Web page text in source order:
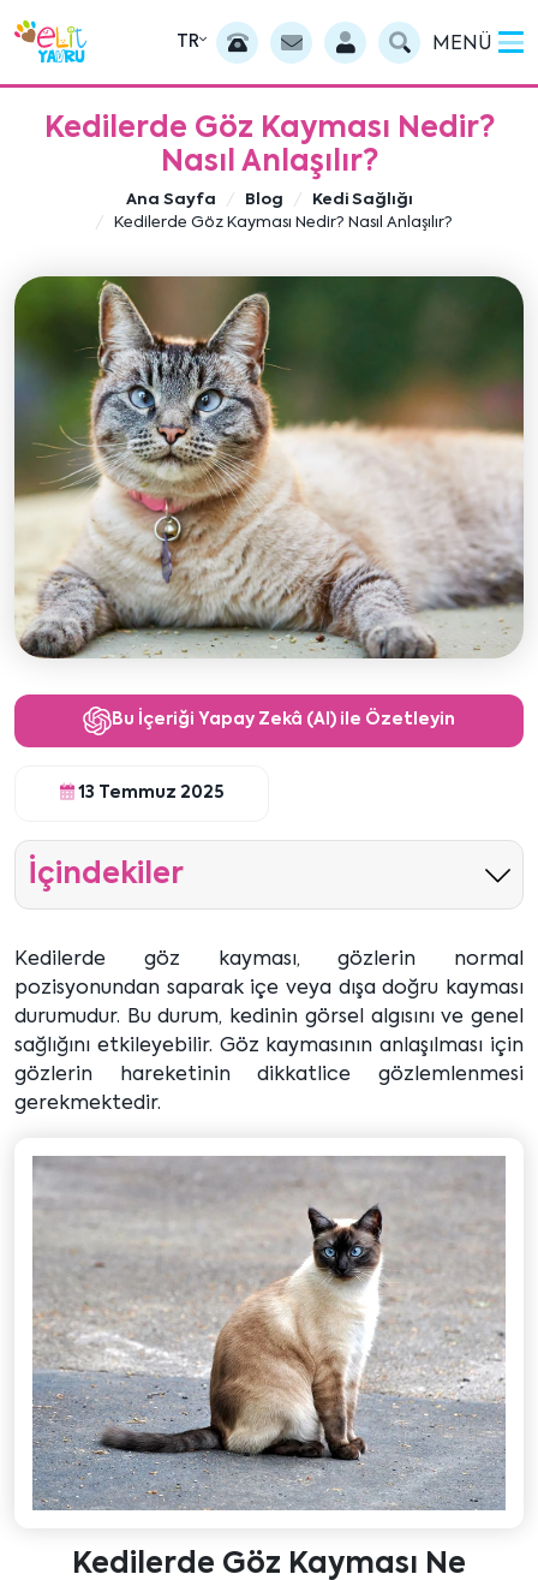
TR MENÜ
Kedilerde Göz Kayması Nedir?
Nasıl Anlaşılır?
Ana Sayfa Blog
Kedi Sağlığı
Kedilerde Göz Kayması Nedir? Nasıl Anlaşılır?
Bu İçeriği Yapay Zekâ (AI) ile Özetleyin
13 Temmuz 2025
İçindekiler
Kedilerde göz kayması, gözlerin normal
pozisyonundan saparak içe veya dışa doğru kayması
durumudur. Bu durum, kedinin görsel algısını ve genel
sağlığını etkileyebilir. Göz kaymasının anlaşılması için
gözlerin hareketinin dikkatlice gözlemlenmesi
gerekmektedir.
Kedilerde Göz Kayması Ne